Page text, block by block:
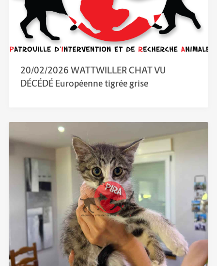
20/02/2026 WATTWILLER CHAT VU
DÉCÉDÉ Européenne tigrée grise